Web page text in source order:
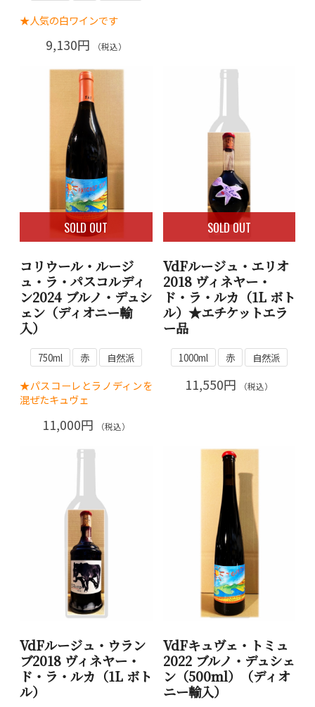
★人気の白ワインです
9,130円 （税込）
SOLD OUT
コリウール・ルージ
ュ・ラ・パスコルディ
ン2024 ブルノ・デュシ
ェン（ディオニー輸
入）
750ml 赤 自然派
★パスコーレとラノディンを
混ぜたキュヴェ
11,000円 （税込）
SOLD OUT
VdFルージュ・エリオ
2018 ヴィネヤー・
ド・ラ・ルカ（1L ボト
ル）★エチケットエラ
ー品
1000ml 赤 自然派
11,550円 （税込）
VdFルージュ・ウラン
ブ2018 ヴィネヤー・
ド・ラ・ルカ（1L ボト
ル）
VdFキュヴェ・トミュ
2022 ブルノ・デュシェ
ン（500ml）（ディオ
ニー輸入）